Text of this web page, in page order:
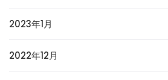
2023年1月
2022年12月